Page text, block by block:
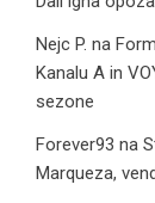
Nejc P. na
Kanalu A in
sezone
Forever93 na
Marqueza,